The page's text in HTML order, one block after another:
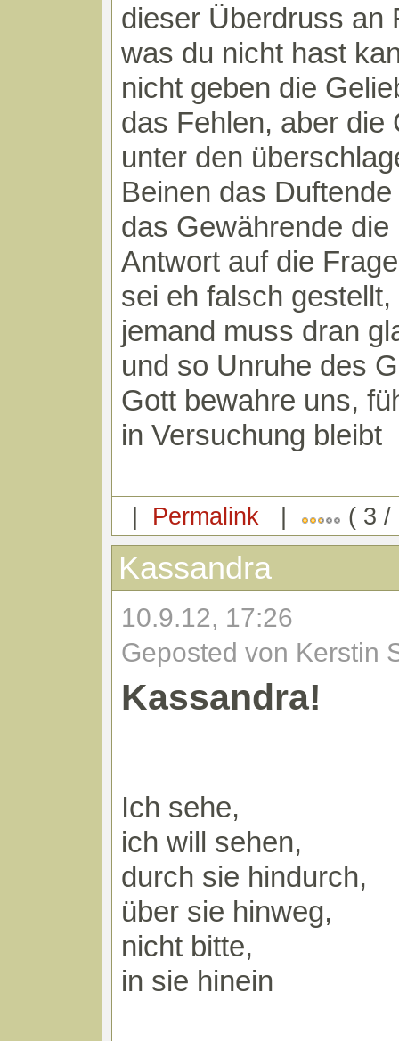
dieser Überdruss an
was du nicht hast
nicht geben die
das Fehlen, aber die
unter den
Beinen das Duftende
das Gewährende die
Antwort auf die
sei eh falsch
jemand muss dran
und so Unruhe des
Gott bewahre uns,
in Versuchung bleibt
| Permalink | ( 3 /
Kassandra
10.9.12, 17:26
Geposted von Kerstin
Kassandra!
Ich sehe,
ich will sehen,
durch sie hindurch,
über sie hinweg,
nicht bitte,
in sie hinein